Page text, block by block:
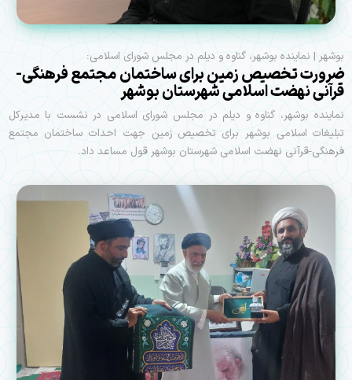
بوشهر | نماینده بوشهر، گناوه و دیلم در مجلس شورای اسلامی:
ضرورت تخصیص زمین برای ساختمان مجتمع فرهنگی-
قرآنی نهضت اسلامی شهرستان بوشهر
نماینده بوشهر، گناوه و دیلم در مجلس شورای اسلامی در نشست با مدیرکل
تبلیغات اسلامی بوشهر برای تخصیص زمین جهت احداث ساختمان مجتمع
فرهنگی-قرآنی نهضت اسلامی شهرستان بوشهر قول مساعد داد.